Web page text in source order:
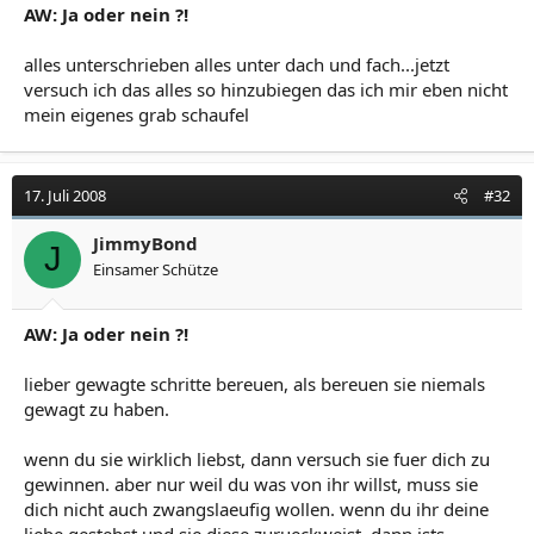
AW: Ja oder nein ?!
alles unterschrieben alles unter dach und fach...jetzt
versuch ich das alles so hinzubiegen das ich mir eben nicht
mein eigenes grab schaufel
17. Juli 2008 #32
J JimmyBond
Einsamer Schütze
AW: Ja oder nein ?!
lieber gewagte schritte bereuen, als bereuen sie niemals
gewagt zu haben.
wenn du sie wirklich liebst, dann versuch sie fuer dich zu
gewinnen. aber nur weil du was von ihr willst, muss sie
dich nicht auch zwangslaeufig wollen. wenn du ihr deine